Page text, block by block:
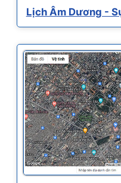
Lịch Âm Dương -